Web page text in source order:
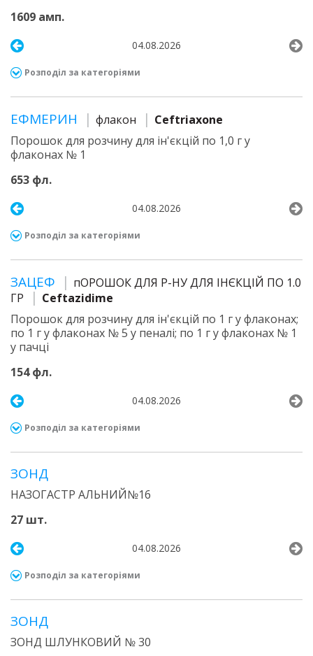
1609 амп.
04.08.2026
Розподіл за категоріями
ЕФМЕРИН флакон
Ceftriaxone
Порошок для розчину для ін'єкцій по 1,0 г у
флаконах № 1
653 фл.
04.08.2026
Розподіл за категоріями
ЗАЦЕФ
пОРОШОК ДЛЯ Р-НУ ДЛЯ ІНЄКЦІЙ ПО 1.0
ГР
Ceftazidime
Порошок для розчину для ін'єкцій по 1 г у флаконах;
по 1 г у флаконах № 5 у пеналі; по 1 г у флаконах № 1
у пачці
154 фл.
04.08.2026
Розподіл за категоріями
ЗОНД
НАЗОГАСТР АЛЬНИЙ№16
27 шт.
04.08.2026
Розподіл за категоріями
ЗОНД
ЗОНД ШЛУНКОВИЙ № 30